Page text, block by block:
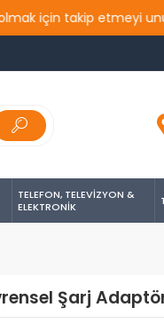
takip etmeyi
TELEFON, TELEVİZYON &
ELEKTRONİK
Şarj